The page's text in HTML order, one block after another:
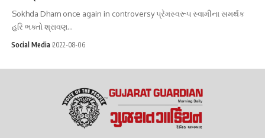
Sokhda Dham once again in controversy પ્રેમસ્વરૂપ સ્વામીના સમર્થક
હરિ ભક્તો શ્રાવણ…
Social Media 2022-08-06